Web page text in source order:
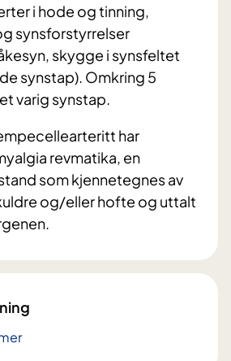
i hode og tinning,
synsforstyrrelser
skygge i synsfeltet
synstap). Omkring 5
varig synstap.
har
revmatika, en
som kjennetegnes av
og/eller hofte og uttalt